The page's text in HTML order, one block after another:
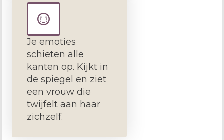
Je emoties
schieten alle
kanten op. Kijkt in
de spiegel en ziet
een vrouw die
twijfelt aan haar
zichzelf.